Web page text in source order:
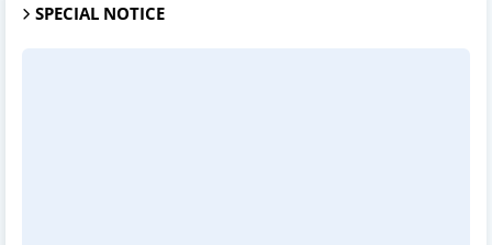
SPECIAL NOTICE